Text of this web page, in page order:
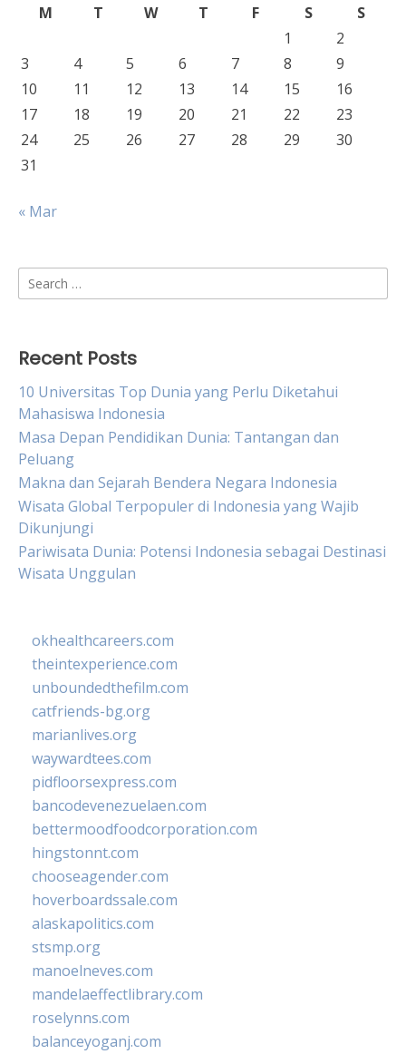
M T W T F S
S
1
2
3
4 5 6 7 8
9
10
11 12 13 14 15
16
17
18 19 20 21 22
23
24
25 26 27 28 29
30
31
« Mar
Search
for:
Recent Posts
10 Universitas Top Dunia yang Perlu Diketahui
Mahasiswa Indonesia
Masa Depan Pendidikan Dunia: Tantangan dan
Peluang
Makna dan Sejarah Bendera Negara Indonesia
Wisata Global Terpopuler di Indonesia yang Wajib
Dikunjungi
Pariwisata Dunia: Potensi Indonesia sebagai Destinasi
Wisata Unggulan
okhealthcareers.com
theintexperience.com
unboundedthefilm.com
catfriends-bg.org
marianlives.org
waywardtees.com
pidfloorsexpress.com
bancodevenezuelaen.com
bettermoodfoodcorporation.com
hingstonnt.com
chooseagender.com
hoverboardssale.com
alaskapolitics.com
stsmp.org
manoelneves.com
mandelaeffectlibrary.com
roselynns.com
balanceyoganj.com